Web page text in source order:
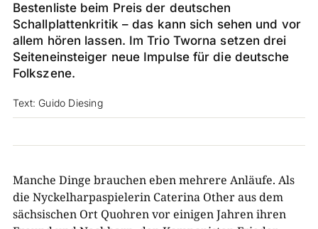
Bestenliste beim Preis der deutschen
Schallplattenkritik – das kann sich sehen und vor
allem hören lassen. Im Trio Tworna setzen drei
Seiteneinsteiger neue Impulse für die deutsche
Folkszene.
Text: Guido Diesing
Manche Dinge brauchen eben mehrere Anläufe. Als
die Nyckelharpaspielerin Caterina Other aus dem
sächsischen Ort Quohren vor einigen Jahren ihren